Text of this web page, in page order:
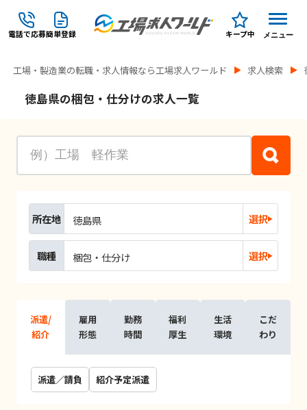
電話で応募簡単登録 キープ中 メニュー
工場・製造業の転職・求人情報なら工場求人ワールド 求人検索
徳島県の梱包・仕分けの求人一覧
所在地 徳島県 選択
職種 梱包・仕分け 選択
派遣/
紹介
雇用
形態
勤務
時間
福利
厚生
生活
環境
こだ
わり
派遣／請負 紹介予定派遣